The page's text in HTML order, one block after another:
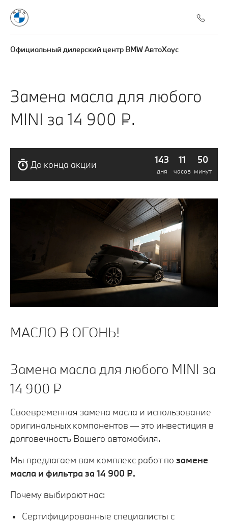
Официальный дилерский центр BMW АвтоХаус
Замена масла для любого
MINI за 14 900 ₽.
До конца акции 143 11 50
МАСЛО В ОГОНЬ!
Замена масла для любого MINI за
14 900 ₽
Своевременная замена масла и использование
оригинальных компонентов — это инвестиция в
долговечность Вашего автомобиля.
Мы предлагаем вам комплекс работ по замене
масла и фильтра за 14 900 ₽.
Почему выбирают нас:
Сертифицированные специалисты с